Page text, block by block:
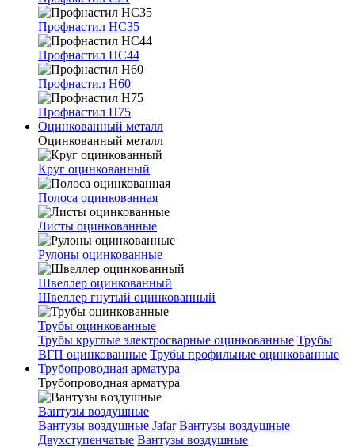
Профнастил НС35
Профнастил НС44
Профнастил Н60
Профнастил Н75
Оцинкованный металл
Оцинкованный металл
Круг оцинкованный
Полоса оцинкованная
Листы оцинкованные
Рулоны оцинкованные
Швеллер оцинкованный
Швеллер гнутый оцинкованный
Трубы оцинкованные
Трубы круглые электросварные оцинкованные Трубы
ВГП оцинкованные Трубы профильные оцинкованные
Трубопроводная арматура
Трубопроводная арматура
Вантузы воздушные
Вантузы воздушные Jafar Вантузы воздушные
Двухступенчатые Вантузы воздушные